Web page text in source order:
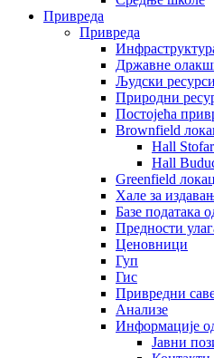
Привреда
Привреда
Државне
Људски ресурси
Природни
Постојећа
Brownfield
Hall
Hall
Greenfield
Хале за
Базе података
Предности
Ценовници
Гуп
Гис
Привредни
Aнализе
Информације
Јавни